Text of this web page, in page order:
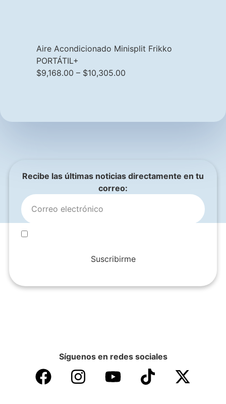
Aire Acondicionado Minisplit Frikko
PORTÁTIL+
$9,168.00 – $10,305.00
Recibe las últimas noticias directamente en tu
correo:
Suscribirme
Síguenos en redes sociales